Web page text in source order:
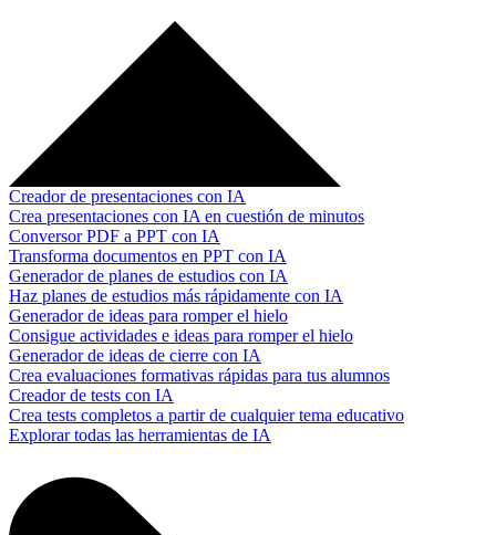
Creador de presentaciones con IA
Crea presentaciones con IA en cuestión de minutos
Conversor PDF a PPT con IA
Transforma documentos en PPT con IA
Generador de planes de estudios con IA
Haz planes de estudios más rápidamente con IA
Generador de ideas para romper el hielo
Consigue actividades e ideas para romper el hielo
Generador de ideas de cierre con IA
Crea evaluaciones formativas rápidas para tus alumnos
Creador de tests con IA
Crea tests completos a partir de cualquier tema educativo
Explorar todas las herramientas de IA